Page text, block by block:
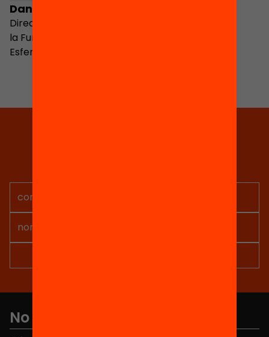
Daniel Osias
Director de projectes de
la Fundació Marianao.
Esfera Jove
No et perdis res